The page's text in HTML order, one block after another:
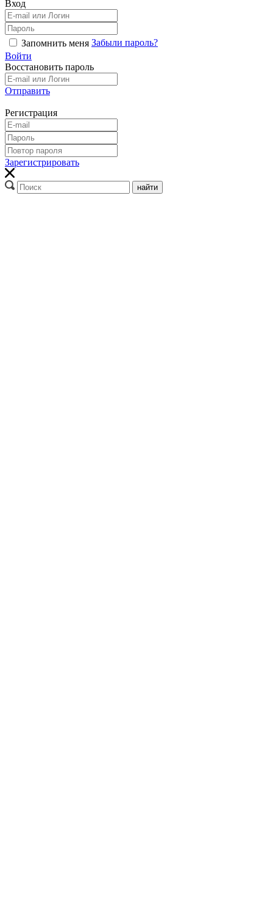
Вход
Запомнить меня Забыли пароль?
Войти
Восстановить пароль
Отправить
Регистрация
Зарегистрировать
найти